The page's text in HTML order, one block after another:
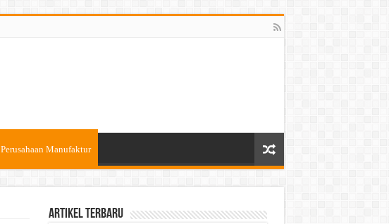
Perusahaan Manufaktur
Artikel Terbaru